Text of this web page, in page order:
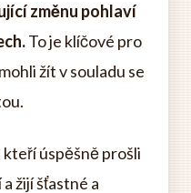
změnu pohlaví
To je klíčové pro
žít v souladu se
úspěšně prošli
žijí šťastné a